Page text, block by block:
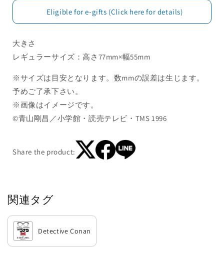
Eligible for e-gifts (Click here for details)
大きさ
レギュラーサイズ：高さ77mm×幅55mm
※サイズは目安となります。数mmの誤差は生じます。
予めご了承下さい。
※画像はイメージです。
©青山剛昌／小学館・読売テレビ・TMS 1996
Share the product:
関連タグ
Detective Conan